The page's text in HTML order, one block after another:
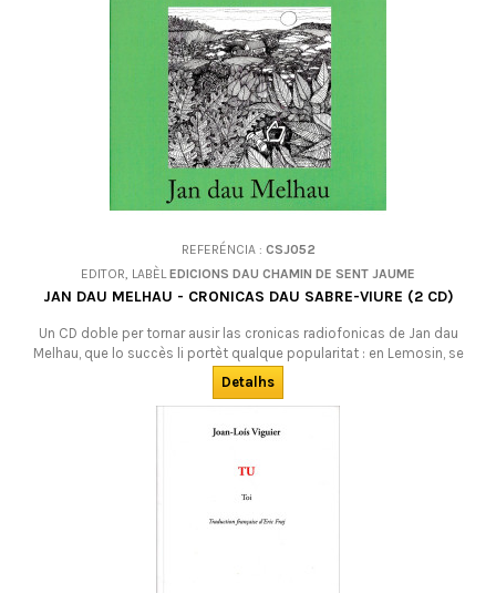
REFERÉNCIA : CSJ052
EDITOR, LABÈLEDICIONS DAU CHAMIN DE SENT JAUME
JAN DAU MELHAU - CRONICAS DAU SABRE-VIURE (2 CD)
Un CD doble per tornar ausir las cronicas radiofonicas de Jan dau
Melhau, que lo succès li portèt qualque popularitat : en Lemosin, se
souvenon encara de son "Adiu tu, dija, te volia dire..." que las dubrissiá
Detalhs